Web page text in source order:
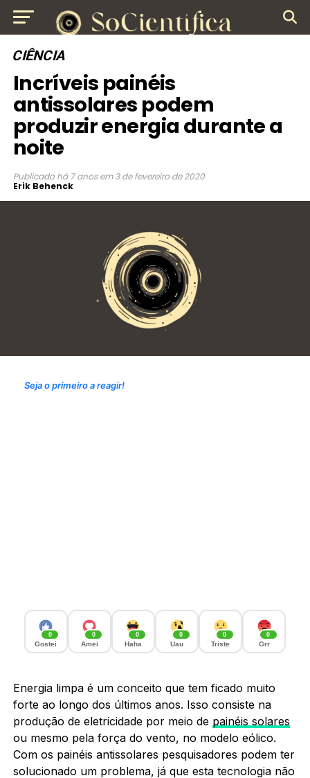
CIÊNCIA
Incríveis painéis
antissolares podem
produzir energia durante a
noite
Publicado há 7 anos em 3 de fevereiro de 2020
Erik Behenck
Seja o primeiro a reagir!
0
Gostei
0
Amei
0
Haha
0
Uau
0
Triste
0
Grr
Energia limpa é um conceito que tem ficado muito
forte ao longo dos últimos anos. Isso consiste na
produção de eletricidade por meio de painéis solares
ou mesmo pela força do vento, no modelo eólico.
Com os painéis antissolares pesquisadores podem ter
solucionado um problema, já que esta tecnologia não